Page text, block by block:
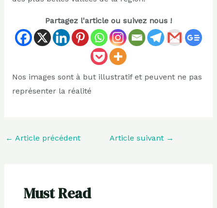
Partagez l'article ou suivez nous !
Nos images sont à but illustratif et peuvent ne pas
représenter la réalité
← Article précédent Article suivant →
Must Read